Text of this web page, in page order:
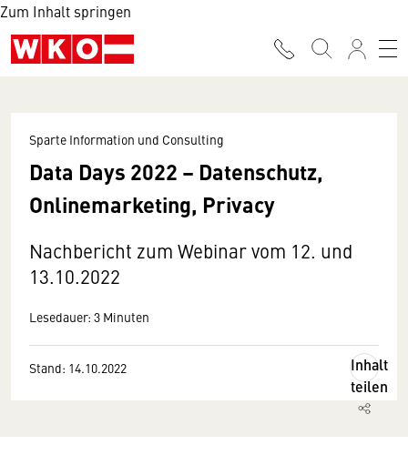
Zum Inhalt springen
Sparte Information und Consulting
Data Days 2022 – Datenschutz,
Onlinemarketing, Privacy
Nachbericht zum Webinar vom 12. und
13.10.2022
Lesedauer: 3 Minuten
Stand: 14.10.2022
Inhalt
teilen